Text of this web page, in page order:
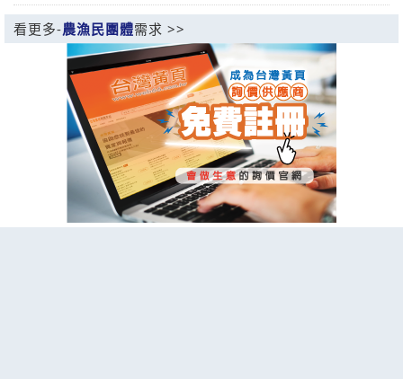
看更多-農漁民團體需求 >>